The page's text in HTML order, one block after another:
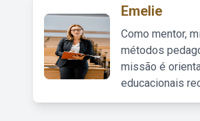
Emelie
Como mentor,
métodos
missão é
educacionais